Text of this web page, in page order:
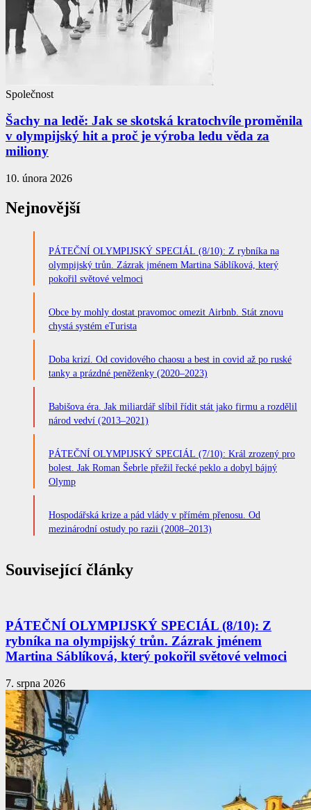
Společnost
Šachy na ledě: Jak se skotská kratochvíle proměnila
v olympijský hit a proč je výroba ledu věda za
miliony
10. února 2026
Nejnovější
PÁTEČNÍ OLYMPIJSKÝ SPECIÁL (8/10): Z rybníka na
olympijský trůn. Zázrak jménem Martina Sáblíková, který
pokořil světové velmoci
Obce by mohly dostat pravomoc omezit Airbnb. Stát znovu
chystá systém eTurista
Doba krizí. Od covidového chaosu a best in covid až po ruské
tanky a prázdné peněženky (2020–2023)
Babišova éra. Jak miliardář slíbil řídit stát jako firmu a rozdělil
národ vedví (2013–2021)
PÁTEČNÍ OLYMPIJSKÝ SPECIÁL (7/10): Král zrozený pro
bolest. Jak Roman Šebrle přežil řecké peklo a dobyl bájný
Olymp
Hospodářská krize a pád vlády v přímém přenosu. Od
mezinárodní ostudy po razii (2008–2013)
Související články
PÁTEČNÍ OLYMPIJSKÝ SPECIÁL (8/10): Z
rybníka na olympijský trůn. Zázrak jménem
Martina Sáblíková, který pokořil světové velmoci
7. srpna 2026